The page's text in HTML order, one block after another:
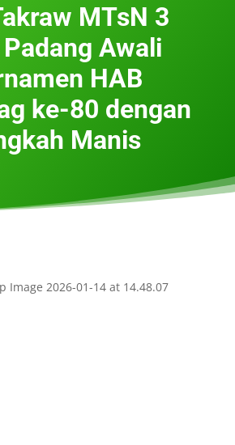
MTsN 3
Awali
HAB
ke-80 dengan
Manis